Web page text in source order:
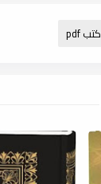
كتب pdf